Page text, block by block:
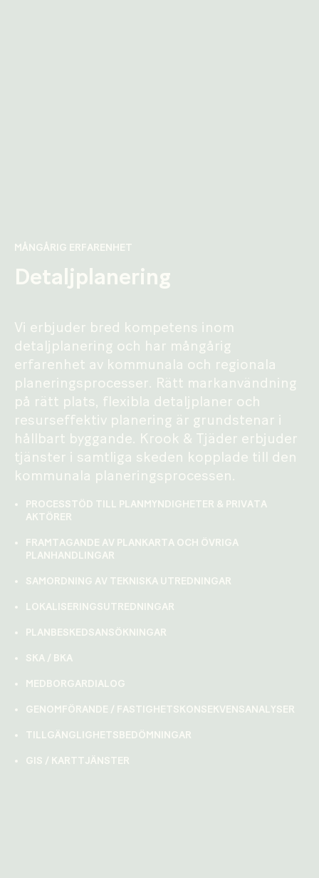
MÅNGÅRIG ERFARENHET
Detaljplanering
Vi erbjuder bred kompetens inom
detaljplanering och har mångårig
erfarenhet av kommunala och regionala
planeringsprocesser. Rätt markanvändning
på rätt plats, flexibla detaljplaner och
resurseffektiv planering är grundstenar i
hållbart byggande. Krook & Tjäder erbjuder
tjänster i samtliga skeden kopplade till den
kommunala planeringsprocessen.
PROCESSTÖD TILL PLANMYNDIGHETER & PRIVATA
AKTÖRER
FRAMTAGANDE AV PLANKARTA OCH ÖVRIGA
PLANHANDLINGAR
SAMORDNING AV TEKNISKA UTREDNINGAR
LOKALISERINGSUTREDNINGAR
PLANBESKEDSANSÖKNINGAR
SKA / BKA
MEDBORGARDIALOG
GENOMFÖRANDE / FASTIGHETSKONSEKVENSANALYSER
TILLGÄNGLIGHETSBEDÖMNINGAR
GIS / KARTTJÄNSTER